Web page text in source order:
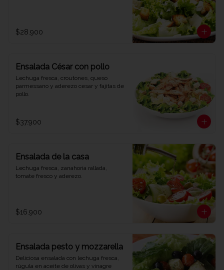
$28.900
Ensalada César con pollo
Lechuga fresca, croutones, queso
parmessano y aderezo cesar y fajitas de
pollo.
$37.900
Ensalada de la casa
Lechuga fresca, zanahoria rallada,
tomate fresco y aderezo.
$16.900
Ensalada pesto y mozzarella
Deliciosa ensalada con lechuga fresca,
rúgula en aceite de olivas y vinagre